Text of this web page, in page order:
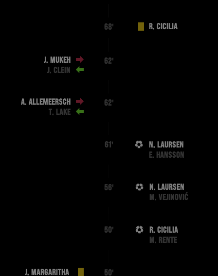
68' R. CICILIA
J. MUKEH
J. CLEIN
62'
A. ALLEMEERSCH
T. LAKE
62'
61'
N. LAURSEN
E. HANSSON
56'
N. LAURSEN
M. VEJINOVIĆ
50'
R. CICILIA
M. RENTE
J. MARGARITHA 50'